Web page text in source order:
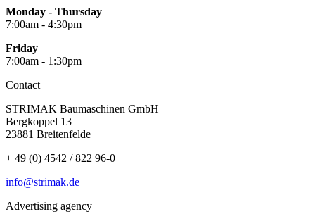
Monday - Thursday
7:00am - 4:30pm
Friday
7:00am - 1:30pm
Contact
STRIMAK Baumaschinen GmbH
Bergkoppel 13
23881 Breitenfelde
+ 49 (0) 4542 / 822 96-0
info@strimak.de
Advertising agency